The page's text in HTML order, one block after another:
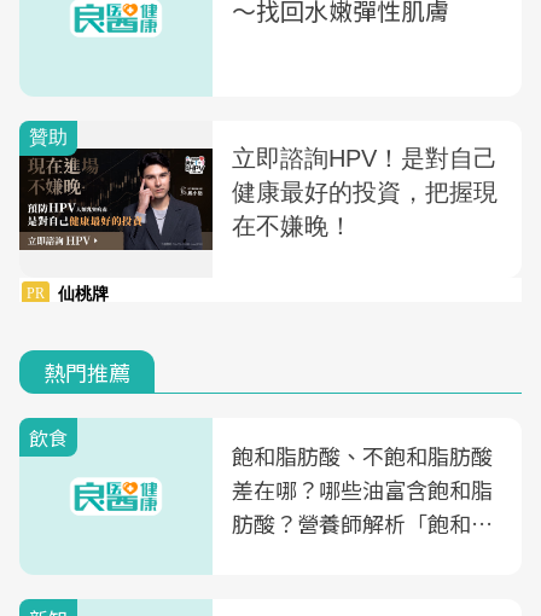
〜找回水嫩彈性肌膚
熱門推薦
飲食
飽和脂肪酸、不飽和脂肪酸
差在哪？哪些油富含飽和脂
肪酸？營養師解析「飽和脂